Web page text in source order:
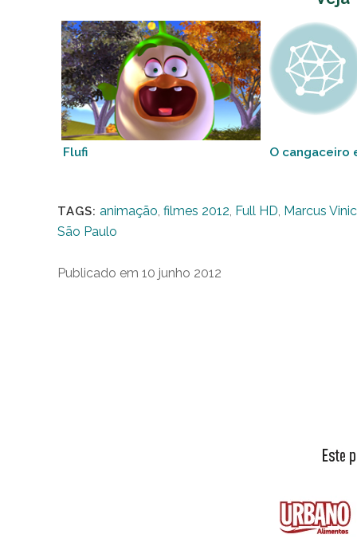
Flufi O cangaceiro
TAGS: animação, filmes 2012, Full HD, Marcus
São Paulo
Publicado em 10 junho 2012